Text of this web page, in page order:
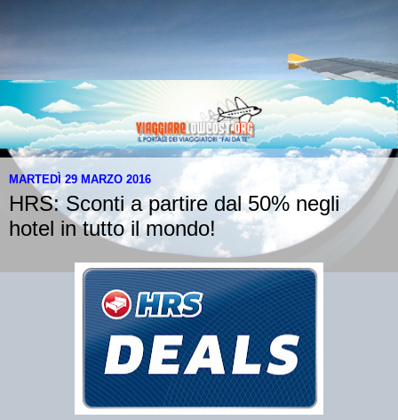
MARTEDÌ 29 MARZO 2016
HRS: Sconti a partire dal 50% negli
hotel in tutto il mondo!